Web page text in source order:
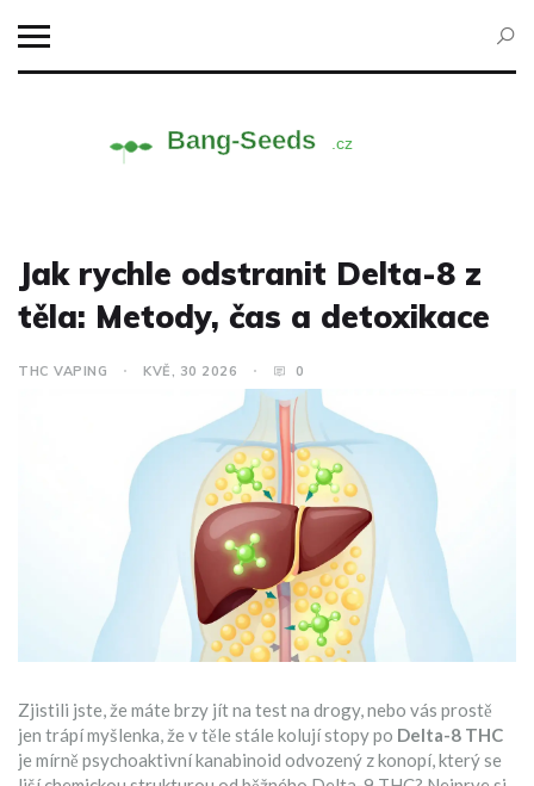
Jak rychle odstranit Delta-8 z
těla: Metody, čas a detoxikace
THC VAPING KVĚ, 30 2026 0
Zjistili jste, že máte brzy jít na test na drogy, nebo vás prostě
jen trápí myšlenka, že v těle stále kolují stopy po Delta-8 THC
je mírně psychoaktivní kanabinoid odvozený z konopí, který se